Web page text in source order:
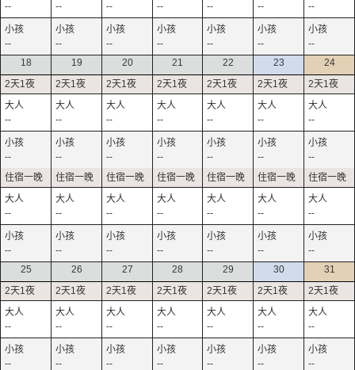
--
--
--
--
--
--
--
--
--
--
--
--
--
--
18
--
--
--
--
19
--
--
--
--
20
--
--
--
--
21
--
--
--
--
22
--
--
--
--
23
--
--
--
--
24
--
--
--
--
25
--
--
26
--
--
27
--
--
28
--
--
29
--
--
30
--
--
31
--
--